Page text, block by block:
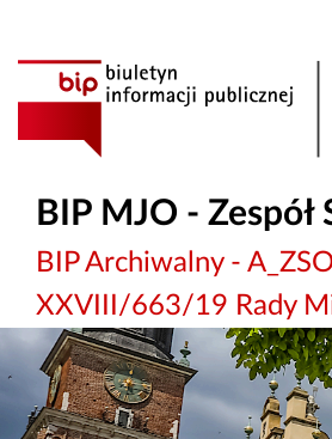
BIP MJO - Zespół
BIP Archiwalny -
XXVIII/663/19 Rady